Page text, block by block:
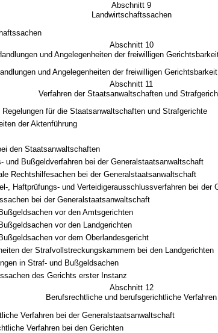
Abschnitt 9
Landwirtschaftssachen
Abschnitt 10
und Angelegenheiten der freiwilligen
und Angelegenheiten der freiwilligen
Abschnitt 11
Verfahren der Staatsanwaltschaften und
Regelungen für die Staatsanwaltschaften und Strafgerichte
der Aktenführung
den Staatsanwaltschaften
und Bußgeldverfahren bei der Generalstaatsanwaltschaft
Rechtshilfesachen bei der Generalstaatsanwaltschaft
, Haftprüfungs- und Verteidigerausschlussverfahren bei der
bei der Generalstaatsanwaltschaft
vor den Amtsgerichten
vor den Landgerichten
vor dem Oberlandesgericht
der Strafvollstreckungskammern bei den Landgerichten
in Straf- und Bußgeldsachen
des Gerichts erster Instanz
Abschnitt 12
Berufsrechtliche und berufsgerichtliche Verfahren
Verfahren bei der Generalstaatsanwaltschaft
Verfahren bei den Gerichten